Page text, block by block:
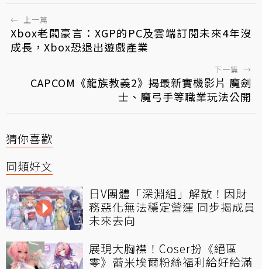
← 上一篇
Xbox老闆豪言：XGP的PC及雲端訂閱未來4年沒
成長，Xbox恐退出遊戲產業
下一篇 →
CAPCOM《龍族教義2》揭最新實機影片 魔劍
士、魔弓手等職業玩法公開
猜你喜歡
同類好文
日V團體「深淵組」解散！因財
務惡化無法穩定營運 同步揭成員
未來去向
展現大胸襟！Coser扮《絕區
零》蕾米埃爾粉絲福利給好給滿